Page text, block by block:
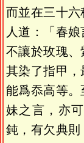
而並在三十
人道：「春
不讓於玫瑰
其染了指甲
能爲忝高等
妹之言，亦
鈍，有欠典